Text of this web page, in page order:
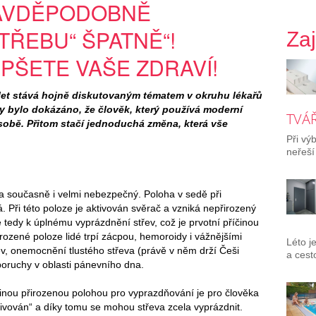
ŠPATNĚ“!
VAŠE ZDRAVÍ!
stává hojně diskutovaným tématem v okruhu lékařů
bylo dokázáno, že člověk, který používá moderní
Přitom stačí jednoduchá změna, která vše
současně i velmi nebezpečný. Poloha v sedě při
Při této poloze je aktivován svěrač a vzniká nepřirozený
k úplnému vyprázdnění střev, což je prvotní příčinou
poloze lidé trpí zácpou, hemoroidy i vážnějšími
onemocnění tlustého střeva (právě v něm drží Češi
v oblasti pánevního dna.
přirozenou polohou pro vyprazdňování je pro člověka
a díky tomu se mohou střeva zcela vyprázdnit.
Při
Léto
a